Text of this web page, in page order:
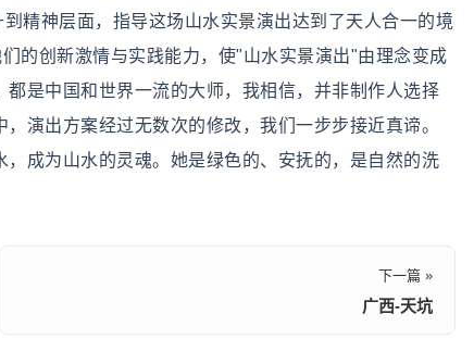
精神层面，指导这场山水实景演出达到了天人合一的境
的创新激情与实践能力，使"山水实景演出"由理念变成
是中国和世界一流的大师，我相信，并非制作人选择
演出方案经过无数次的修改，我们一步步接近真谛。
成为山水的灵魂。她是绿色的、安抚的，是自然的洗
下一篇 »
广西-天坑